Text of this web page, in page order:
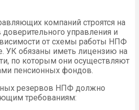
компаний строятся на
управления и
от схемы работы НПФ
УК обязаны иметь лицензию на
по которым они осуществляют
пенсионных фондов.
резервов НПФ должно
требованиям: